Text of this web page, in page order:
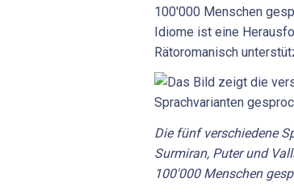
100'000 Menschen
Idiome ist eine
Rätoromanisch
Die fünf verschiedene
Surmiran, Puter und
100'000 Menschen